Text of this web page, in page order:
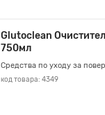
Glutoclean
750мл
Средства по уходу за
код товара: 4349